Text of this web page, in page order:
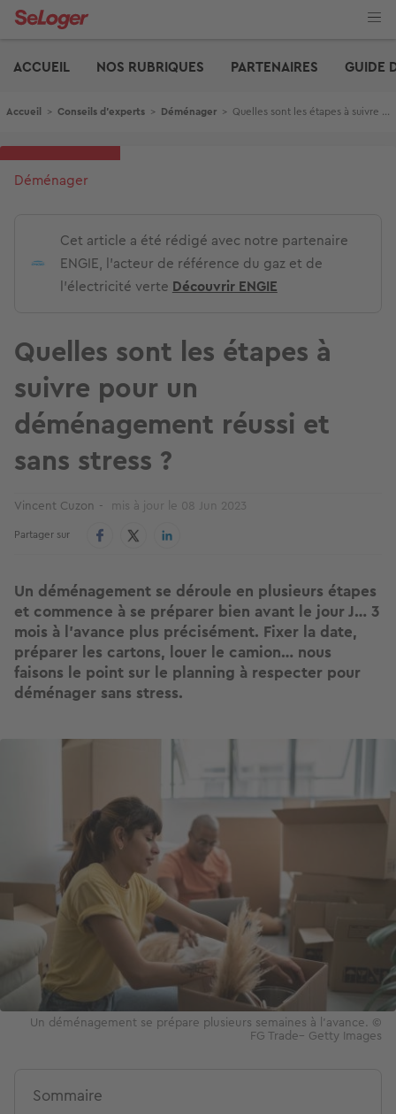
Aller
ACCUEIL
NOS RUBRIQUES PARTENAIRES GUIDE
Fil d'Ariane
Accueil > Conseils d'experts > Déménager > Quelles sont les étapes à suivre pour un déménagement réussi et sans stress ?
Déménager
Cet article a été rédigé avec notre partenaire
ENGIE, l'acteur de référence du gaz et de
l'électricité verte Découvrir ENGIE
Quelles sont les étapes à
suivre pour un
déménagement réussi et
sans stress ?
Vincent Cuzon mis à jour le 08 Jun 2023
Partager sur
Un déménagement se déroule en plusieurs étapes
et commence à se préparer bien avant le jour J… 3
mois à l’avance plus précisément. Fixer la date,
préparer les cartons, louer le camion… nous
faisons le point sur le planning à respecter pour
déménager sans stress.
Un déménagement se prépare plusieurs semaines à l’avance. ©
FG Trade– Getty Images
Sommaire